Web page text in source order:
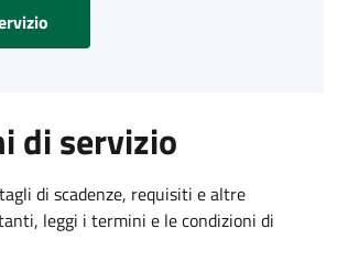
di servizio
di scadenze, requisiti e altre
leggi i termini e le condizioni di